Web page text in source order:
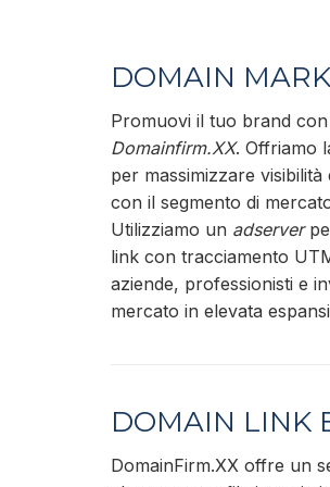
DOMAIN
Promuovi il tuo brand
Domainfirm.XX. Offriamo
per massimizzare
con il segmento di
Utilizziamo un adserver
link con tracciamento
aziende, professionisti e
mercato in elevata
DOMAIN LINK
DomainFirm.XX offre un